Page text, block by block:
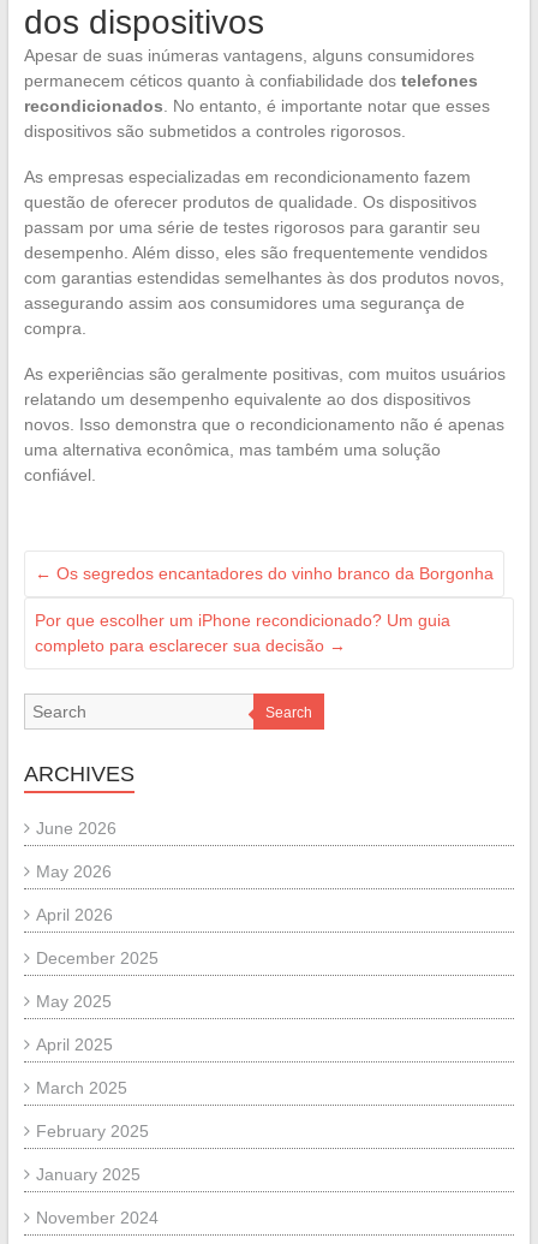
dos dispositivos
Apesar de suas inúmeras vantagens, alguns consumidores
permanecem céticos quanto à confiabilidade dos telefones
recondicionados . No entanto, é importante notar que esses
dispositivos são submetidos a controles rigorosos.
As empresas especializadas em recondicionamento fazem
questão de oferecer produtos de qualidade. Os dispositivos
passam por uma série de testes rigorosos para garantir seu
desempenho. Além disso, eles são frequentemente vendidos
com garantias estendidas semelhantes às dos produtos novos,
assegurando assim aos consumidores uma segurança de
compra.
As experiências são geralmente positivas, com muitos usuários
relatando um desempenho equivalente ao dos dispositivos
novos. Isso demonstra que o recondicionamento não é apenas
uma alternativa econômica, mas também uma solução
confiável.
← Os segredos encantadores do vinho branco da Borgonha
Por que escolher um iPhone recondicionado? Um guia
completo para esclarecer sua decisão →
Search
ARCHIVES
June 2026
May 2026
April 2026
December 2025
May 2025
April 2025
March 2025
February 2025
January 2025
November 2024